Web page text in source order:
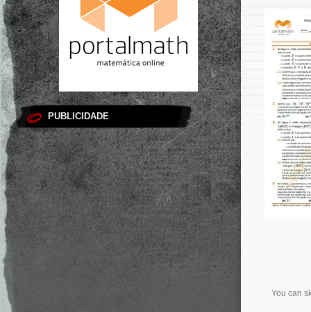
PUBLICIDADE
You can